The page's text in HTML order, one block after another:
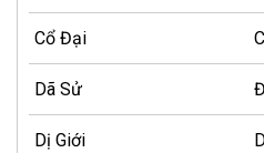
Cổ Đại
Dã Sử
Dị Giới